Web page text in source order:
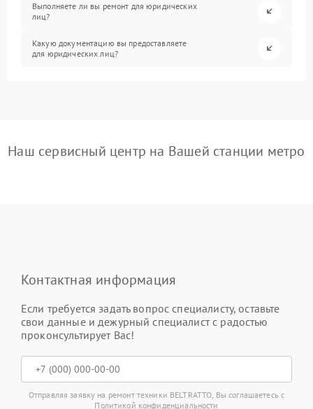
Выполняете ли вы ремонт для юридических
лиц?
Какую документацию вы предоставляете
для юридических лиц?
Наш сервисный центр на Вашей станции метро
Контактная информация
Если требуется задать вопрос специалисту, оставьте
свои данные и дежурный специалист с радостью
проконсультирует Вас!
Отправляя заявку на ремонт техники BELTRATTO, Вы соглашаетесь с
Политикой конфиденциальности